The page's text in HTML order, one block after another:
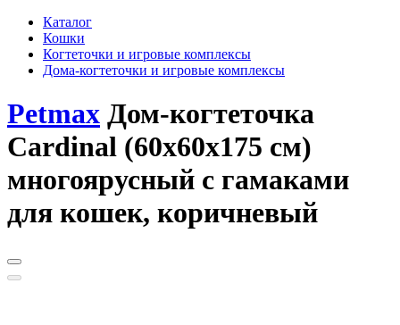
Каталог
Кошки
Когтеточки и игровые комплексы
Дома-когтеточки и игровые комплексы
Petmax Дом-когтеточка
Cardinal (60х60х175 см)
многоярусный с гамаками
для кошек, коричневый